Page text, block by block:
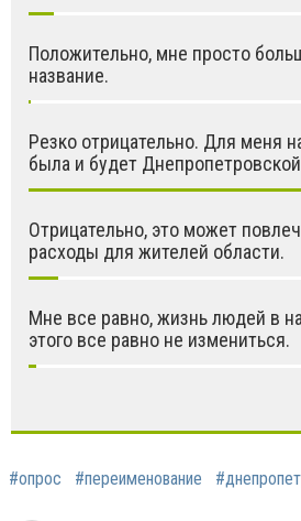
Положительно, мне просто
название.
Резко отрицательно. Для меня
была и будет
Отрицательно, это может
расходы для жителей области.
Мне все равно, жизнь людей в
этого все равно не измениться.
#опрос #переименование